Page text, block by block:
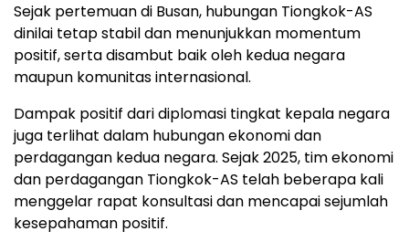
Sejak pertemuan di Busan, hubungan Tiongkok-AS
dinilai tetap stabil dan menunjukkan momentum
positif, serta disambut baik oleh kedua negara
maupun komunitas internasional.
Dampak positif dari diplomasi tingkat kepala negara
juga terlihat dalam hubungan ekonomi dan
perdagangan kedua negara. Sejak 2025, tim ekonomi
dan perdagangan Tiongkok-AS telah beberapa kali
menggelar rapat konsultasi dan mencapai sejumlah
kesepahaman positif.